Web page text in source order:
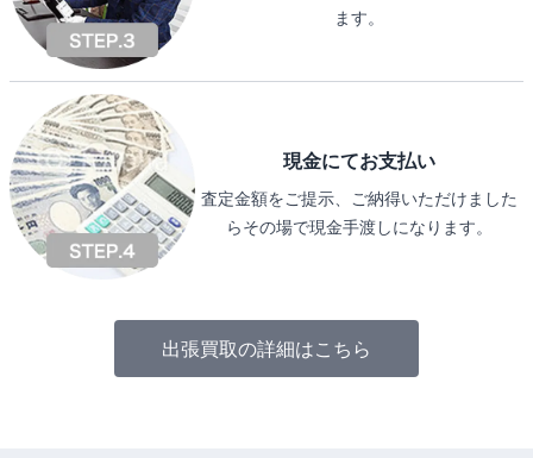
ます。
現金にてお支払い
査定金額をご提示、ご納得いただけました
らその場で現金手渡しになります。
出張買取の詳細はこちら